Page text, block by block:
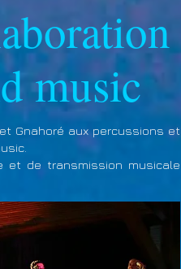
music
Gnahoré aux percussions et
et de transmission musicale